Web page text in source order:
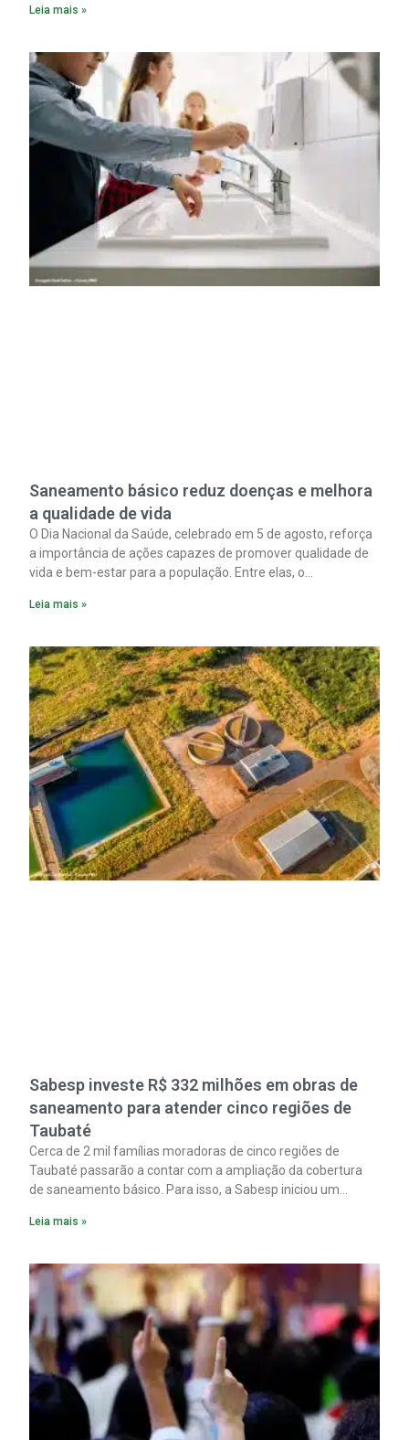
Leia mais »
Saneamento básico reduz doenças e melhora
a qualidade de vida
O Dia Nacional da Saúde, celebrado em 5 de agosto, reforça
a importância de ações capazes de promover qualidade de
vida e bem-estar para a população. Entre elas, o
serviços de coleta e tratamento de esgoto contribui
melhora as condições de saúde pública.
Leia mais »
Sabesp investe R$ 332 milhões em obras de
saneamento para atender cinco regiões de
Taubaté
Cerca de 2 mil famílias moradoras de cinco regiões de
Taubaté passarão a contar com a ampliação da cobertura
de saneamento básico. Para isso, a Sabesp iniciou um
milhões.
Leia mais »